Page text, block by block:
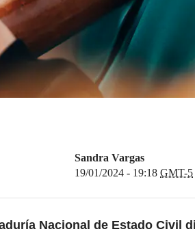
Sandra Vargas
19/01/2024 - 19:18 GMT-5
Nacional de Estado Civil